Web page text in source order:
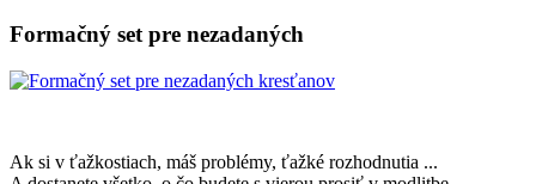
Formačný set pre nezadaných
Ak si v ťažkostiach, máš problémy, ťažké rozhodnutia ...